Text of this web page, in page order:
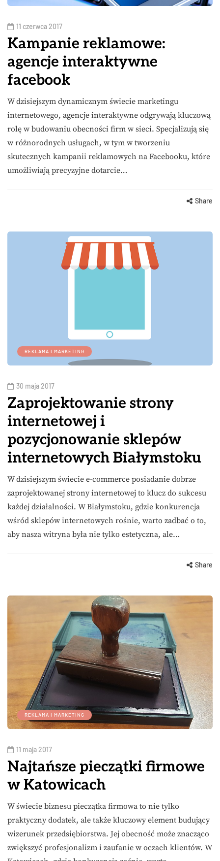
11 czerwca 2017
Kampanie reklamowe:
agencje interaktywne
facebook
W dzisiejszym dynamicznym świecie marketingu
internetowego, agencje interaktywne odgrywają kluczową
rolę w budowaniu obecności firm w sieci. Specjalizują się
w różnorodnych usługach, w tym w tworzeniu
skutecznych kampanii reklamowych na Facebooku, które
umożliwiają precyzyjne dotarcie…
Share
REKLAMA I MARKETING
30 maja 2017
Zaprojektowanie strony
internetowej i
pozycjonowanie sklepów
internetowych Białymstoku
W dzisiejszym świecie e-commerce posiadanie dobrze
zaprojektowanej strony internetowej to klucz do sukcesu
każdej działalności. W Białymstoku, gdzie konkurencja
wśród sklepów internetowych rośnie, warto zadbać o to,
aby nasza witryna była nie tylko estetyczna, ale…
Share
REKLAMA I MARKETING
11 maja 2017
Najtańsze pieczątki firmowe
w Katowicach
W świecie biznesu pieczątka firmowa to nie tylko
praktyczny dodatek, ale także kluczowy element budujący
wizerunek przedsiębiorstwa. Jej obecność może znacząco
zwiększyć profesjonalizm i zaufanie w oczach klientów. W